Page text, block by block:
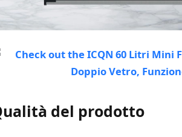
del prodotto